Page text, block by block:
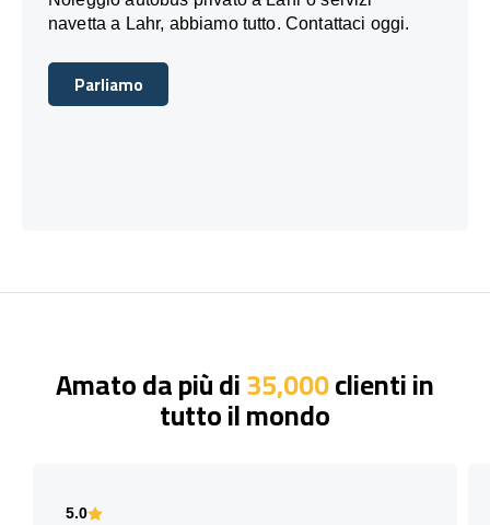
navetta a Lahr, abbiamo tutto. Contattaci oggi.
Parliamo
Parliamo
Amato da più di35,000clienti in
tutto il mondo
5.0